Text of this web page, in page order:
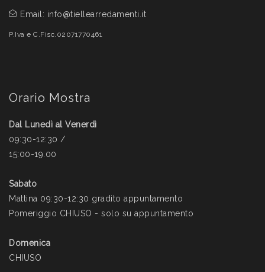
Email: info@tiellearredamenti.it
P.Iva e C.Fisc.02071770461
Orario Mostra
Dal Lunedì al Venerdì
09:30-12:30 /
15:00-19.00
Sabato
Mattina 09:30-12:30 gradito appuntamento
Pomeriggio CHIUSO - solo su appuntamento
Domenica
CHIUSO